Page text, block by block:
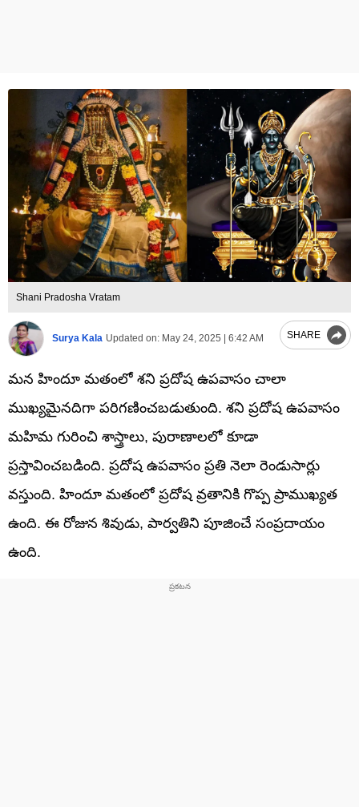
Shani Pradosha Vratam
Surya Kala Updated on: May 24, 2025 | 6:42 AM SHARE
మన హిందూ మతంలో శని ప్రదోష ఉపవాసం చాలా
ముఖ్యమైనదిగా పరిగణించబడుతుంది. శని ప్రదోష ఉపవాసం
మహిమ గురించి శాస్త్రాలు, పురాణాలలో కూడా
ప్రస్తావించబడింది. ప్రదోష ఉపవాసం ప్రతి నెలా రెండుసార్లు
వస్తుంది. హిందూ మతంలో ప్రదోష వ్రతానికి గొప్ప ప్రాముఖ్యత
ఉంది. ఈ రోజున శివుడు, పార్వతిని పూజించే సంప్రదాయం
ఉంది.